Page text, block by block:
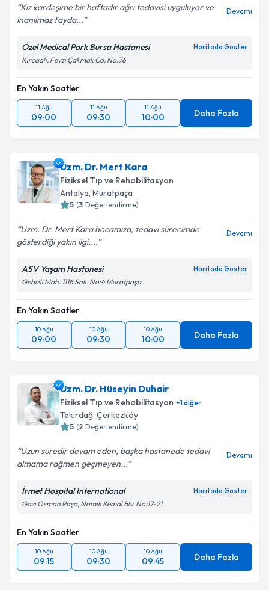
Kız kardeşime bir haftadır ağrı tedavisi uyguluyor ve
inanılmaz fayda...
Devamı
Özel Medical Park Bursa Hastanesi Haritada Göster
Kırcaali, Fevzi Çakmak Cd. No:76
En Yakın Saatler
11 Ağu
09:00
11 Ağu
09:30
11 Ağu
10:00 Daha Fazla
Uzm. Dr. Mert Kara
Fiziksel Tıp ve Rehabilitasyon
Antalya, Muratpaşa
5 (3 Değerlendirme)
Uzm. Dr. Mert Kara hocamıza, tedavi sürecimde
gösterdiği yakın ilgi,...
Devamı
ASV Yaşam Hastanesi Haritada Göster
Gebizli Mah. 1116 Sok. No:4 Muratpaşa
En Yakın Saatler
10 Ağu
09:00
10 Ağu
09:30
10 Ağu
10:00 Daha Fazla
Uzm. Dr. Hüseyin Duhair
Fiziksel Tıp ve Rehabilitasyon +1diğer
Tekirdağ, Çerkezköy
5 (2 Değerlendirme)
Uzun süredir devam eden, başka hastanede tedavi
almama rağmen geçmeyen...
Devamı
İrmet Hospital International Haritada Göster
Gazi Osman Paşa, Namık Kemal Blv. No:17-21
En Yakın Saatler
10 Ağu
09:15
10 Ağu
09:30
10 Ağu
09:45 Daha Fazla